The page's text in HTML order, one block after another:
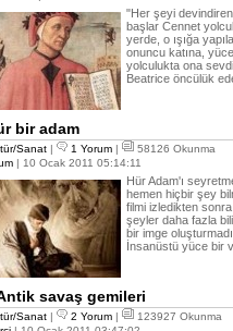
"Her şeyi
başlar Cennet
yerde, o ışığa
onuncu katına, yüce
yolculukta ona
Beatrice öncülük
bir adam
Sanat | 1 Yorum |
58126 Okunma
| 10 Ocak 2011 05:14:11
Hür Adam'ı
hemen hiçbir şey
filmi izledikten
şeyler daha fazla
bir imge
İnsanüstü yüce bir
savaş gemileri
Sanat | 2 Yorum |
123927 Okunma